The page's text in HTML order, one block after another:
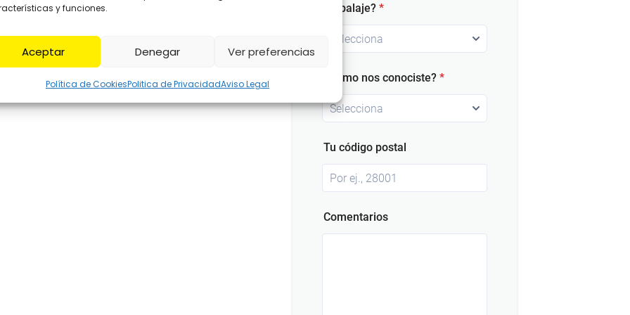
y funciones.
Aceptar Denegar Ver preferencias
Política de CookiesPolitica de PrivacidadAviso Legal